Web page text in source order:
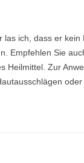
ich, dass er
Empfehlen Sie
Heilmittel. Zur